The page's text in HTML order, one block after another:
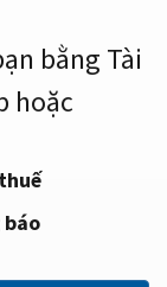
bằng Tài
hoặc
báo